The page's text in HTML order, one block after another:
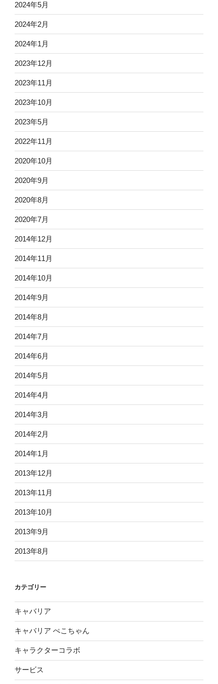
2024年5月
2024年2月
2024年1月
2023年12月
2023年11月
2023年10月
2023年5月
2022年11月
2020年10月
2020年9月
2020年8月
2020年7月
2014年12月
2014年11月
2014年10月
2014年9月
2014年8月
2014年7月
2014年6月
2014年5月
2014年4月
2014年3月
2014年2月
2014年1月
2013年12月
2013年11月
2013年10月
2013年9月
2013年8月
カテゴリー
キャバリア
キャバリア ぺこちゃん
キャラクターコラボ
サービス